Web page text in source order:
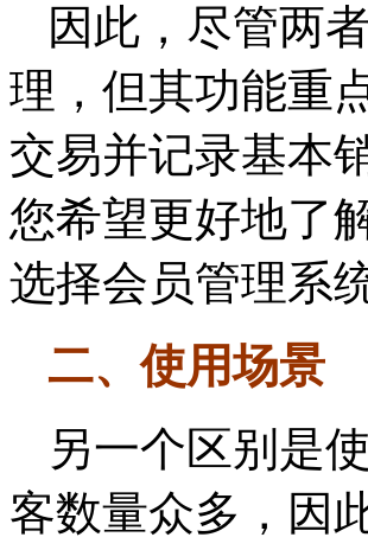
因此，尽管两
理，但其功能重
交易并记录基本
您希望更好地了
选择会员管理系统
二、使用场景
另一个区别是
客数量众多，因